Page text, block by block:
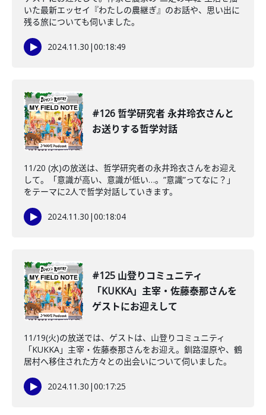
いた最新エッセイ『わたしの農継ぎ』のお話や、思い出に
残る旅についても伺いました。
2024.11.30 |00:18:49
#126 哲学研究者 永井玲衣さんと
お送りする哲学対話
11/20 (水)の放送は、哲学研究者の永井玲衣さんをお迎え
して。「意識が高い、意識が低い…。”意識”ってなに？」
をテーマに2人で哲学対話していきます。
2024.11.30 |00:18:04
#125 山登りコミュニティ
「KUKKA」主宰・佐藤泰那さんを
ゲストにお迎えして
11/19(火)の放送では、ゲストは、山登りコミュニティ
「KUKKA」主宰・佐藤泰那さんをお迎え。釧路湿原や、鶴
居村へ移住された方々との出会いについて伺いました。
2024.11.30 |00:17:25